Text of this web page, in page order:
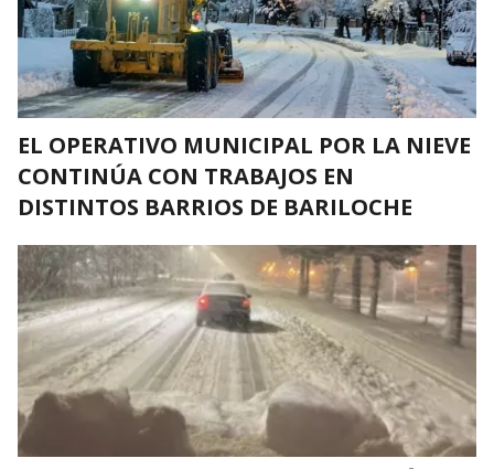
EL OPERATIVO MUNICIPAL POR LA NIEVE
CONTINÚA CON TRABAJOS EN
DISTINTOS BARRIOS DE BARILOCHE